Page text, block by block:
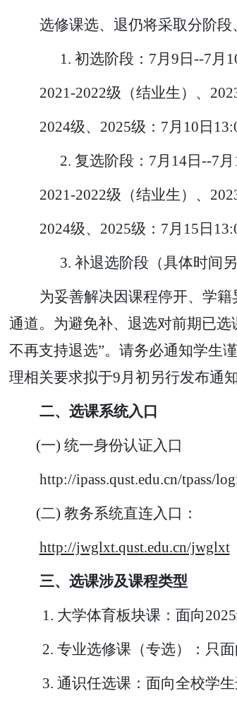
选修课选、退仍将采取分阶段
1. 初选阶段： 7月9日--7月
2021-2022级（结业生）、
2024级、2025级：7月10日
2. 复选阶段： 7月14日--7月
2021-2022级（结业生）、
2024级、2025级：7月15日
3. 补退选阶段（具体时间另
为妥善解决因课程停开、学
通道。为避免补、 退选对前期已选
不再支持退选”。请务必通知学生
理相关要求拟于9月初另行发布通知
二、 选课系统入口
(一) 统一身份认证入口
http://ipass.qust.edu.cn/tpass/
(二) 教务系统直连入口：
http://jwglxt.qust.edu.cn/jwglxt
三、 选课涉及课程类型
1. 大学体育板块课：面向
2. 专业选修课（专选）：只
3. 通识任选课：面向全校学生